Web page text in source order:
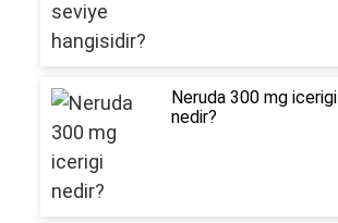
Neruda 300 mg icerigi
nedir?